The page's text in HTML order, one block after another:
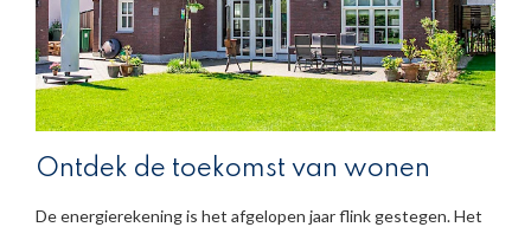
Ontdek de toekomst van wonen
De energierekening is het afgelopen jaar flink gestegen. Het